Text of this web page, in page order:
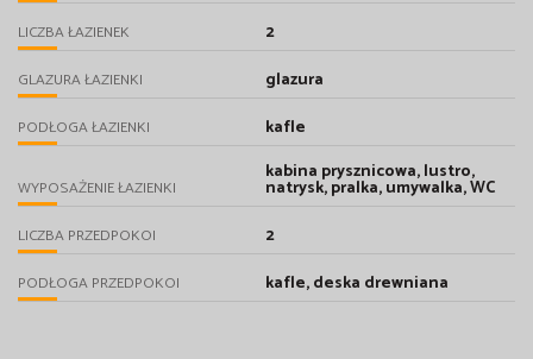
LICZBA ŁAZIENEK 2
GLAZURA ŁAZIENKI glazura
PODŁOGA ŁAZIENKI kafle
WYPOSAŻENIE ŁAZIENKI
kabina prysznicowa, lustro,
natrysk, pralka, umywalka, WC
LICZBA PRZEDPOKOI 2
PODŁOGA PRZEDPOKOI kafle, deska drewniana